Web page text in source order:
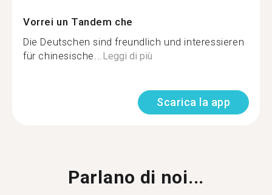
Vorrei un Tandem che
Die Deutschen sind freundlich und interessieren
für chinesische...Leggi di più
Scarica la app
Parlano di noi...